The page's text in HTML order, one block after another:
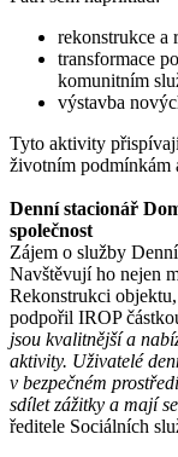
rekonstrukce a
transformace
komunitním
výstavba
Tyto aktivity
životním podmínkám
Denní stacionář
společnost
Zájem o služby
Navštěvují ho nejen
Rekonstrukci
podpořil IROP
jsou kvalitnější a
aktivity. Uživatelé
v bezpečném
sdílet zážitky a mají
ředitele Sociálních